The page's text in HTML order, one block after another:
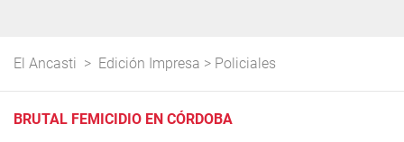
El Ancasti > Edición Impresa > Policiales
BRUTAL FEMICIDIO EN CÓRDOBA